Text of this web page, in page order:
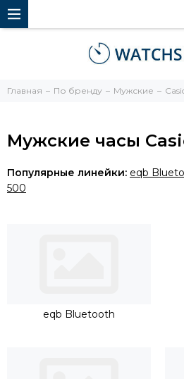
Главная По бренду Мужские
Мужские часы
Популярные линейки: eqb
500
eqb Bluetooth